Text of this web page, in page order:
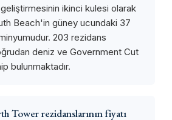
ikinci kulesi olarak
Beach'in güney ucundaki 37
203 rezidans
deniz ve Government Cut
bulunmaktadır.
Tower rezidanslarının fiyatı